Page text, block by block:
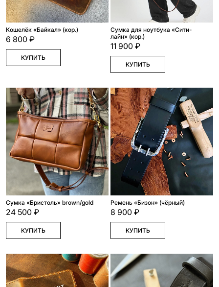
Кошелёк «Байкал» (кор.)
6 800 ₽
КУПИТЬ
Сумка для ноутбука «Сити-
лайн» (кор.)
11 900 ₽
КУПИТЬ
Сумка «Бристоль» brown/gold
24 500 ₽
КУПИТЬ
Ремень «Бизон» (чёрный)
8 900 ₽
КУПИТЬ